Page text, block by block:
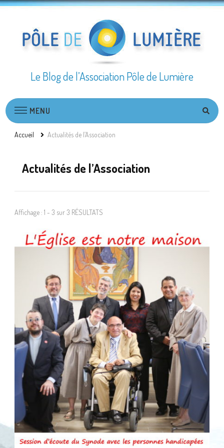
Le Blog de l’Association Pôle de Lumière
MENU
Accueil Actualités de l’Association
Actualités de l’Association
Affichage : 1 - 3 sur 3 RÉSULTATS